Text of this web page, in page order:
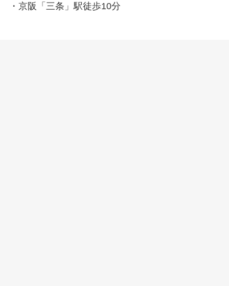
・京阪「三条」駅徒歩10分